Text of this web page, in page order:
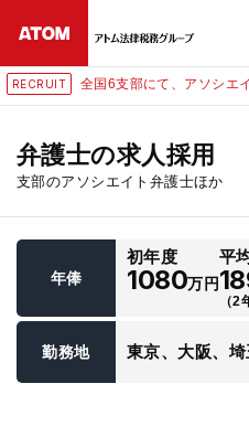
RECRUIT 全国6支部にて、アソシエ
弁護士の求人採用
支部のアソシエイト弁護士ほか
年俸
初年度
1080万円
平
（2
勤務地 東京、大阪、
24時間
無料相談窓口はこ